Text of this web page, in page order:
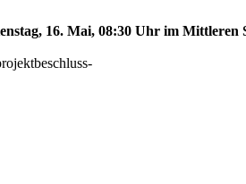
16. Mai, 08:30 Uhr im Mittleren